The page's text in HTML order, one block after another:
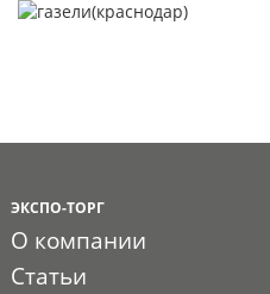
ЭКСПО-ТОРГ
О компании
Статьи